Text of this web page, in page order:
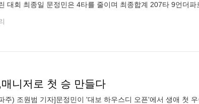
대회 최종일 문정민은 4타를 줄이며 최종합계 207타 9언더
니저로 첫 승 만들다
주) 조원범 기자]문정민이 '대보 하우스디 오픈'에서 생애 첫